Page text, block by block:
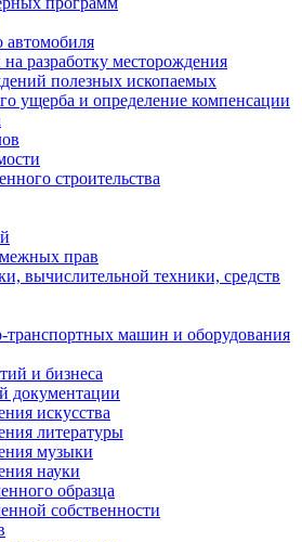
автомобиля
разработку месторождения
полезных ископаемых
ущерба и определение компенсации
строительства
прав
вычислительной техники, средств
машин и оборудования
и бизнеса
документации
искусства
литературы
музыки
науки
образца
собственности